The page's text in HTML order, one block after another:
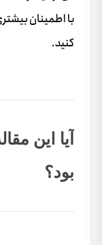
با اطمینان
کنید.
آیا این
بود؟